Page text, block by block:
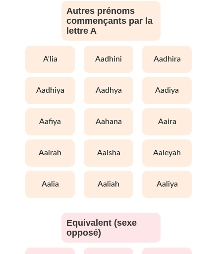
Autres prénoms
commençants par la
lettre A
a'lia aadhini aadhira
aadhiya aadhya aadiya
aafiya aahana aaira
aairah aaisha aaleyah
aalia aaliah aaliya
Equivalent (sexe
opposé)